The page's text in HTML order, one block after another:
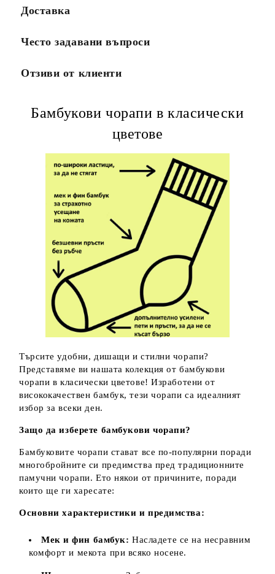
Доставка
Често задавани въпроси
Отзиви от клиенти
Бамбукови чорапи в класически
цветове
Търсите удобни, дишащи и стилни чорапи?
Представяме ви нашата колекция от бамбукови
чорапи в класически цветове! Изработени от
висококачествен бамбук, тези чорапи са идеалният
избор за всеки ден.
Защо да изберете бамбукови чорапи?
Бамбуковите чорапи стават все по-популярни поради
многобройните си предимства пред традиционните
памучни чорапи. Ето някои от причините, поради
които ще ги харесате:
Основни характеристики и предимства:
Мек и фин бамбук: Насладете се на несравним
комфорт и мекота при всяко носене.